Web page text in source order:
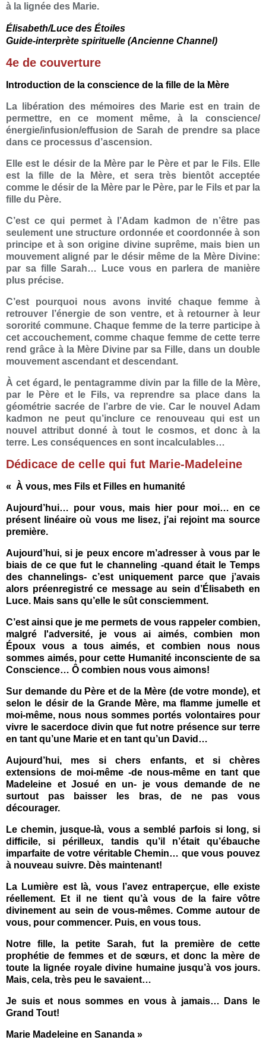
à la lignée des Marie.
Élisabeth/Luce des Étoiles
Guide-interprète spirituelle (Ancienne Channel)
4e de couverture
Introduction de la conscience de la fille de la Mère
La libération des mémoires des Marie est en train de
permettre, en ce moment même, à la conscience/
énergie/infusion/effusion de Sarah de prendre sa place
dans ce processus d’ascension.
Elle est le désir de la Mère par le Père et par le Fils. Elle
est la fille de la Mère, et sera très bientôt acceptée
comme le désir de la Mère par le Père, par le Fils et par la
fille du Père.
C’est ce qui permet à l’Adam kadmon de n’être pas
seulement une structure ordonnée et coordonnée à son
principe et à son origine divine suprême, mais bien un
mouvement aligné par le désir même de la Mère Divine:
par sa fille Sarah… Luce vous en parlera de manière
plus précise.
C’est pourquoi nous avons invité chaque femme à
retrouver l’énergie de son ventre, et à retourner à leur
sororité commune. Chaque femme de la terre participe à
cet accouchement, comme chaque femme de cette terre
rend grâce à la Mère Divine par sa Fille, dans un double
mouvement ascendant et descendant.
À cet égard, le pentagramme divin par la fille de la Mère,
par le Père et le Fils, va reprendre sa place dans la
géométrie sacrée de l’arbre de vie. Car le nouvel Adam
kadmon ne peut qu’inclure ce renouveau qui est un
nouvel attribut donné à tout le cosmos, et donc à la
terre. Les conséquences en sont incalculables…
Dédicace de celle qui fut Marie-Madeleine
« À vous, mes Fils et Filles en humanité
Aujourd’hui… pour vous, mais hier pour moi… en ce
présent linéaire où vous me lisez, j’ai rejoint ma source
première.
Aujourd’hui, si je peux encore m’adresser à vous par le
biais de ce que fut le channeling -quand était le Temps
des channelings- c’est uniquement parce que j’avais
alors préenregistré ce message au sein d’Élisabeth en
Luce. Mais sans qu’elle le sût consciemment.
C’est ainsi que je me permets de vous rappeler combien,
malgré l'adversité, je vous ai aimés, combien mon
Époux vous a tous aimés, et combien nous nous
sommes aimés, pour cette Humanité inconsciente de sa
Conscience… Ô combien nous vous aimons!
Sur demande du Père et de la Mère (de votre monde), et
selon le désir de la Grande Mère, ma flamme jumelle et
moi-même, nous nous sommes portés volontaires pour
vivre le sacerdoce divin que fut notre présence sur terre
en tant qu’une Marie et en tant qu’un David…
Aujourd’hui, mes si chers enfants, et si chères
extensions de moi-même -de nous-même en tant que
Madeleine et Josué en un- je vous demande de ne
surtout pas baisser les bras, de ne pas vous
décourager.
Le chemin, jusque-là, vous a semblé parfois si long, si
difficile, si périlleux, tandis qu’il n’était qu’ébauche
imparfaite de votre véritable Chemin… que vous pouvez
à nouveau suivre. Dès maintenant!
La Lumière est là, vous l’avez entraperçue, elle existe
réellement. Et il ne tient qu’à vous de la faire vôtre
divinement au sein de vous-mêmes. Comme autour de
vous, pour commencer. Puis, en vous tous.
Notre fille, la petite Sarah, fut la première de cette
prophétie de femmes et de sœurs, et donc la mère de
toute la lignée royale divine humaine jusqu’à vos jours.
Mais, cela, très peu le savaient…
Je suis et nous sommes en vous à jamais… Dans le
Grand Tout!
Marie Madeleine en Sananda »